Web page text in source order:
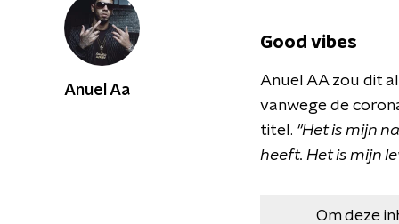
Good vibes
Anuel AA zou dit
vanwege de
titel. "Het is mijn
heeft. Het is mijn
Om deze
Anuel Aa